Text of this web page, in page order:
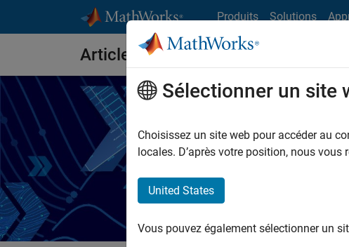
Produits Solutions
Articles techniques
Sélectionner un site
Choisissez un site web pour accéder au
locales. D’après votre position, nous
United States
Vous pouvez également sélectionner un